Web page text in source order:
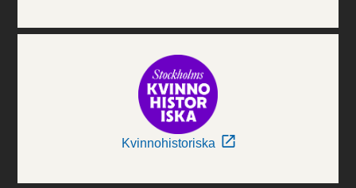
Kvinnohistoriska